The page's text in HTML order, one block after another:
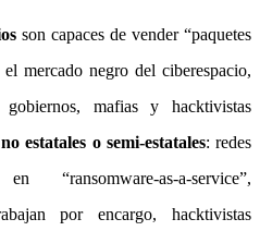
son capaces de vender “paquetes
mercado negro del ciberespacio,
mafias y hacktivistas
estatales o semi‑estatales: redes
“ransomware‑as‑a‑service”,
por encargo, hacktivistas